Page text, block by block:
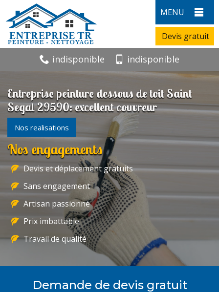
MENU
Devis gratuit
indisponible indisponible
Entreprise peinture dessous de toit Saint
Segal 29590: excellent couvreur
Nos realisations
Nos engagements
Devis et déplacement gratuits
Sans engagement
Artisan passionné
Prix imbattable
Travail de qualité
Demande de devis gratuit